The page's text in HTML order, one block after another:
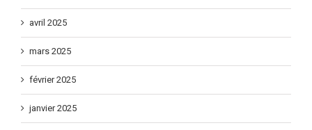
avril 2025
mars 2025
février 2025
janvier 2025